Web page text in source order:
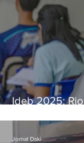
Ideb 2025:
nacional
Jornal Daki